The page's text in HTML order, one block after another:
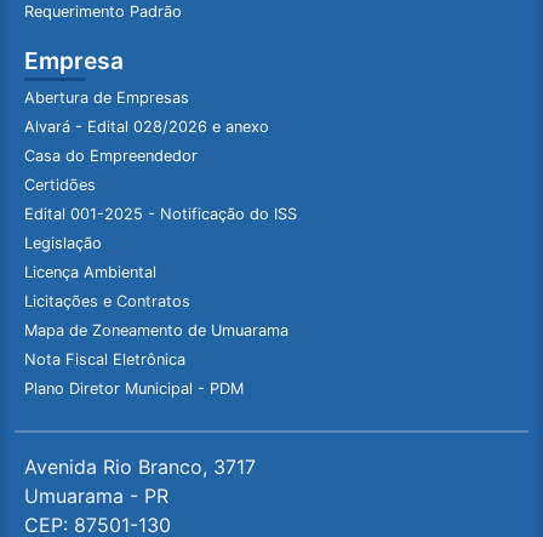
Requerimento Padrão
Empresa
Abertura de Empresas
Alvará - Edital 028/2026 e anexo
Casa do Empreendedor
Certidões
Edital 001-2025 - Notificação do ISS
Legislação
Licença Ambiental
Licitações e Contratos
Mapa de Zoneamento de Umuarama
Nota Fiscal Eletrônica
Plano Diretor Municipal - PDM
Avenida Rio Branco, 3717
Umuarama - PR
CEP: 87501-130